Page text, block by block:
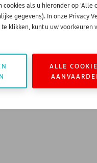
als u hieronder op 'Alle
gegevens). In onze Privacy
klikken, kunt u uw voorkeuren
ALLE